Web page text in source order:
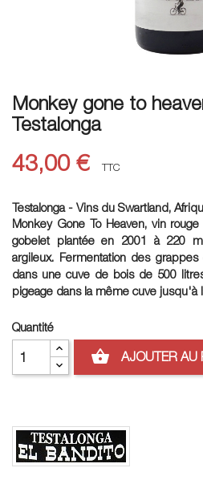
Monkey gone to
Testalonga
43,00 € TTC
Testalonga - Vins du Swartland,
Monkey Gone To Heaven, vin
gobelet plantée en 2001 à 220
argileux. Fermentation des
dans une cuve de bois de 500
pigeage dans la même cuve jusqu'à
Quantité
shopping_basket AJOUTER AU